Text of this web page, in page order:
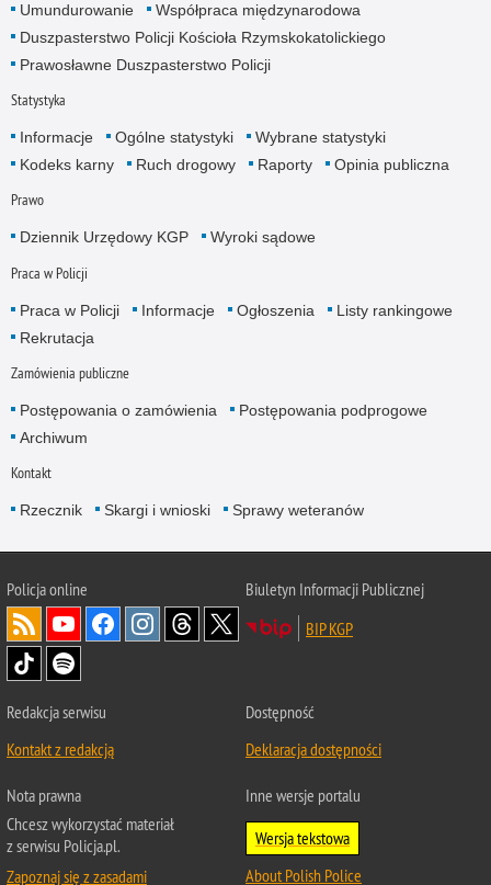
Umundurowanie
Współpraca międzynarodowa
Duszpasterstwo Policji Kościoła Rzymskokatolickiego
Prawosławne Duszpasterstwo Policji
Statystyka
Informacje Ogólne statystyki
Wybrane statystyki
Kodeks karny
Ruch drogowy Raporty Opinia publiczna
Prawo
Dziennik Urzędowy KGP Wyroki sądowe
Praca w Policji
Praca w Policji Informacje Ogłoszenia
Listy rankingowe
Rekrutacja
Zamówienia publiczne
Postępowania o zamówienia
Postępowania podprogowe
Archiwum
Kontakt
Rzecznik Skargi i wnioski Sprawy weteranów
Policjaonline
Biuletyn Informacji Publicznej
BIP KGP
Redakcja serwisu
Kontakt z redakcją
Dostępność
Deklaracja dostępności
Nota prawna
Chcesz wykorzystać materiał
z serwisu Policja.pl.
Zapoznaj się z zasadami
Inne wersje portalu
Wersja tekstowa
About Polish Police